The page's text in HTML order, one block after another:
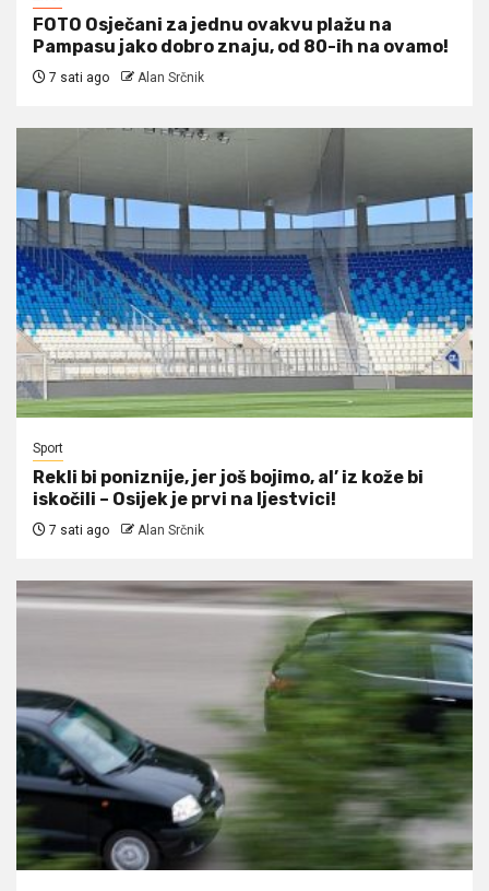
FOTO Osječani za jednu ovakvu plažu na
Pampasu jako dobro znaju, od 80-ih na ovamo!
7 sati ago Alan Srčnik
Sport
Rekli bi poniznije, jer još bojimo, al’ iz kože bi
iskočili – Osijek je prvi na ljestvici!
7 sati ago Alan Srčnik